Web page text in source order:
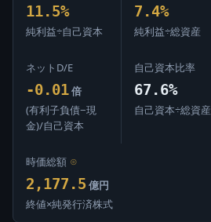
11.5%
純利益÷自己資本
7.4%
純利益÷総資産
ネットD/E
-0.01 倍
(有利子負債−現
金)/自己資本
自己資本比率
67.6%
自己資本÷総資産
時価総額 ⊙
2,177.5 億円
終値×純発行済株式